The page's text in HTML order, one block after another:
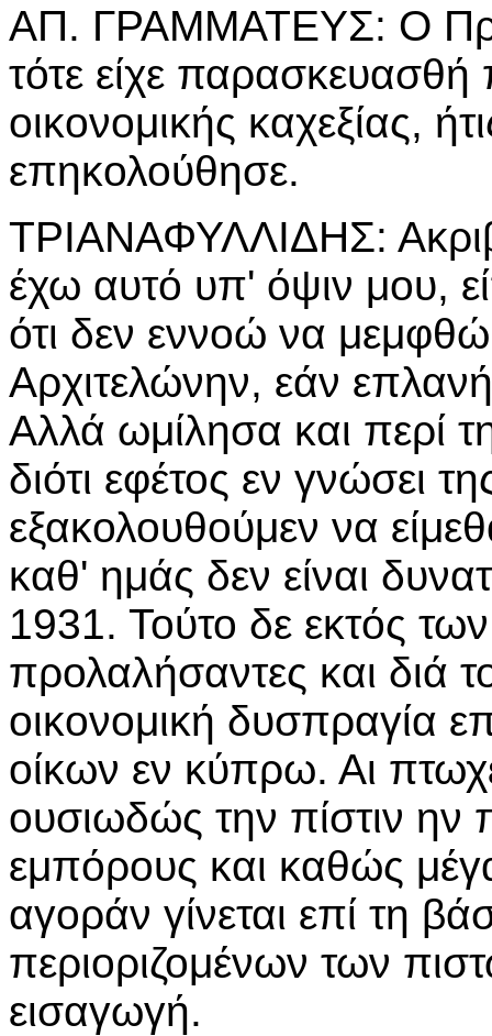
ΑΠ. ΓΡΑΜΜΑΤΕΥΣ: Ο
τότε είχε παρασκευασθή
οικονομικής καχεξίας,
επηκολούθησε.
ΤΡΙΑΝΑΦΥΛΛΙΔΗΣ:
έχω αυτό υπ' όψιν μου,
ότι δεν εννοώ να μεμφθώ
Αρχιτελώνην, εάν
Αλλά ωμίλησα και περί
διότι εφέτος εν γνώσει
εξακολουθούμεν να
καθ' ημάς δεν είναι
1931. Τούτο δε εκτός
προλαλήσαντες και διά
οικονομική δυσπραγία
οίκων εν κύπρω. Αι
ουσιωδώς την πίστιν ην
εμπόρους και καθώς
αγοράν γίνεται επί τη
περιοριζομένων των
εισαγωγή.